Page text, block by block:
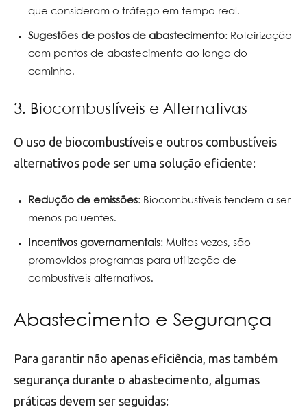
que consideram o tráfego em tempo real.
Sugestões de postos de abastecimento: Roteirização
com pontos de abastecimento ao longo do
caminho.
3. Biocombustíveis e Alternativas
O uso de biocombustíveis e outros combustíveis
alternativos pode ser uma solução eficiente:
Redução de emissões: Biocombustíveis tendem a ser
menos poluentes.
Incentivos governamentais: Muitas vezes, são
promovidos programas para utilização de
combustíveis alternativos.
Abastecimento e Segurança
Para garantir não apenas eficiência, mas também
segurança durante o abastecimento, algumas
práticas devem ser seguidas: